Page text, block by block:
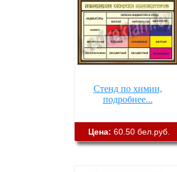
Стенд по химии,
подробнее...
Цена: 60.50 бел.руб.